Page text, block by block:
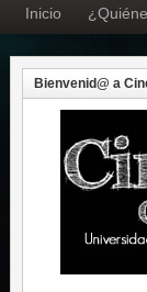
Inicio
Bienvenid@ a